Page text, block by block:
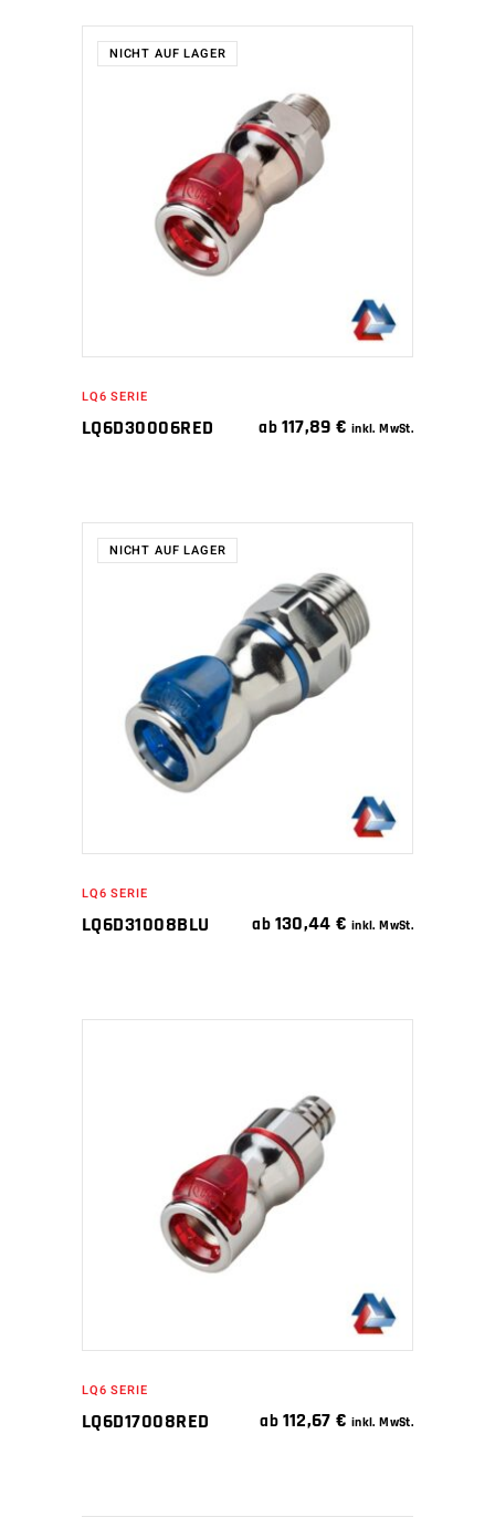
NICHT AUF LAGER
WEITERLESEN
LQ6 SERIE
LQ6D30006RED ab 117,89€ inkl. MwSt.
NICHT AUF LAGER
WEITERLESEN
LQ6 SERIE
LQ6D31008BLU ab 130,44€ inkl. MwSt.
IN DEN WARENKORB
LQ6 SERIE
LQ6D17008RED ab 112,67€ inkl. MwSt.